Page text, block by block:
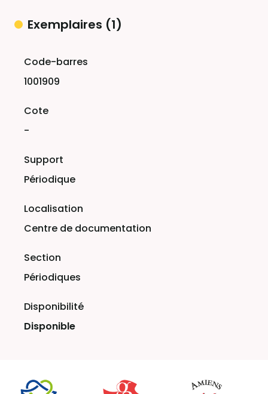
Exemplaires (1)
1001909
-
Périodique
Centre de documentation
Périodiques
Disponible